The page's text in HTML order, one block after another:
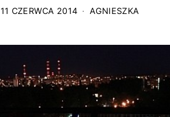
11 CZERWCA 2014 AGNIESZKA